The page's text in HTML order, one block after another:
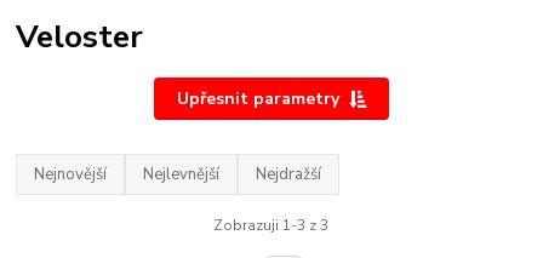
Veloster
Upřesnit parametry
Nejnovější Nejlevnější Nejdražší
Zobrazuji 1-3 z 3